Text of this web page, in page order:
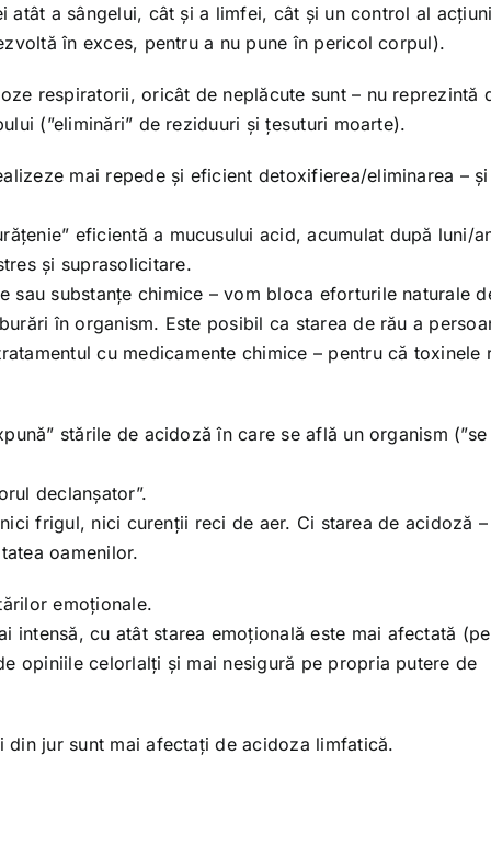
a sângelui, cât și a limfei, cât și un control al
în exces, pentru a nu pune în pericol corpul).
respiratorii, oricât de neplăcute sunt – nu reprezintă
(”eliminări” de reziduuri și țesuturi moarte).
mai repede și eficient detoxifierea/eliminarea – și
eficientă a mucusului acid, acumulat după luni/
și suprasolicitare.
substanțe chimice – vom bloca eforturile naturale
în organism. Este posibil ca starea de rău a
cu medicamente chimice – pentru că toxinele
stările de acidoză în care se află un organism
declanșator”.
frigul, nici curenții reci de aer. Ci starea de acidoză –
oamenilor.
emoționale.
intensă, cu atât starea emoțională este mai afectată
opiniile celorlalți și mai nesigură pe propria putere de
jur sunt mai afectați de acidoza limfatică.